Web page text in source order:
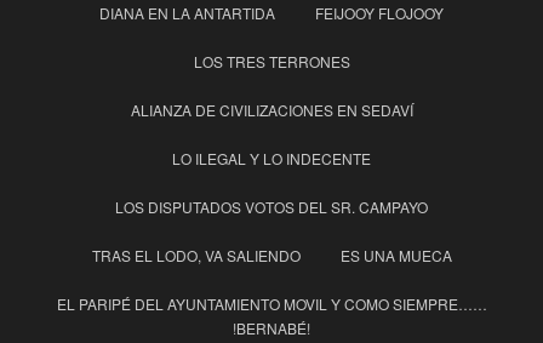
DIANA EN LA ANTARTIDA FEIJOOY FLOJOOY
LOS TRES TERRONES
ALIANZA DE CIVILIZACIONES EN SEDAVÍ
LO ILEGAL Y LO INDECENTE
LOS DISPUTADOS VOTOS DEL SR. CAMPAYO
TRAS EL LODO, VA SALIENDO ES UNA MUECA
EL PARIPÉ DEL AYUNTAMIENTO MOVIL Y COMO SIEMPRE……
!BERNABÉ!